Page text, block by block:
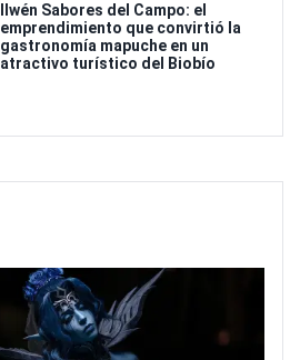
Ilwén Sabores del Campo: el
emprendimiento que convirtió la
gastronomía mapuche en un
atractivo turístico del Biobío